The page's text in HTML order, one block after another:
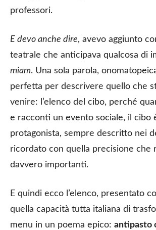
professori.
E devo anche dire, avevo aggiunto
teatrale che anticipava qualcosa di
miam. Una sola parola,
perfetta per descrivere quello che
venire: l’elenco del cibo, perché
e racconti un evento sociale, il cibo
protagonista, sempre descritto nei
ricordato con quella precisione che
davvero importanti.
E quindi ecco l’elenco, presentato
quella capacità tutta italiana di
menu in un poema epico: antipasto